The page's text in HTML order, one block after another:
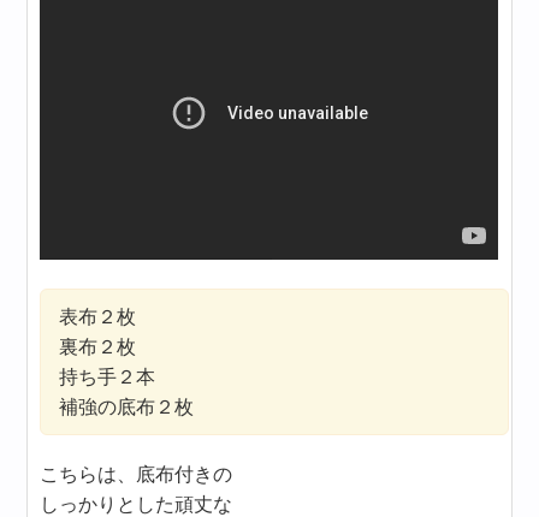
表布２枚
裏布２枚
持ち手２本
補強の底布２枚
こちらは、底布付きの
しっかりとした頑丈な